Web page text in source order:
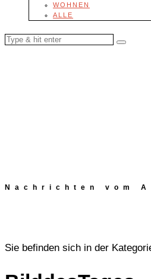
WOHNEN
ALLE
Nachrichten vom
Sie befinden sich in der